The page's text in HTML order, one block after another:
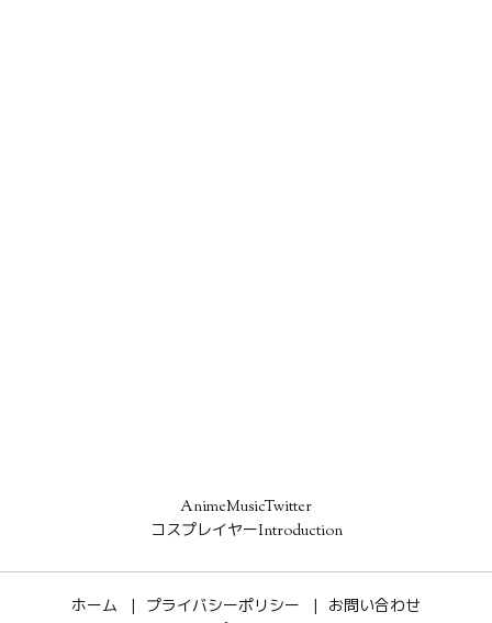
AnimeMusicTwitter
コスプレイヤーIntroduction
ホーム プライバシーポリシー
お問い合わせ